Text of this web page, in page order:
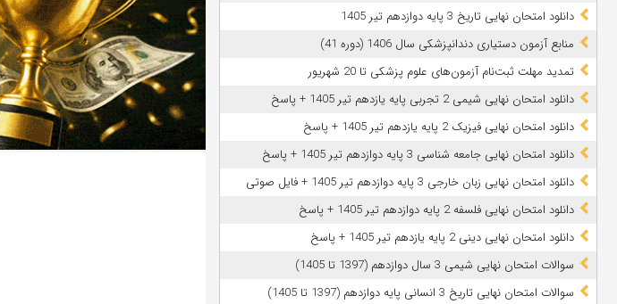
دانلود امتحان نهایی تاریخ 3 پایه دوازدهم تیر 1405
منابع آزمون دستیاری دندانپزشکی سال 1406 (دوره 41)
تمدید مهلت ثبت‌نام آزمون‌های علوم پزشکی تا 20 شهریور
دانلود امتحان نهایی شیمی 2 تجربی پایه یازدهم تیر 1405 + پاسخ
دانلود امتحان نهایی فیزیک 2 پایه یازدهم تیر 1405 + پاسخ
دانلود امتحان نهایی جامعه شناسی 3 پایه دوازدهم تیر 1405 + پاسخ
دانلود امتحان نهایی زبان خارجی 3 پایه دوازدهم تیر 1405 + فایل صوتی
دانلود امتحان نهایی فلسفه 2 پایه دوازدهم تیر 1405 + پاسخ
دانلود امتحان نهایی دینی 2 پایه یازدهم تیر 1405 + پاسخ
سوالات امتحان نهایی شیمی 3 سال دوازدهم (1397 تا 1405)
سوالات امتحان نهایی تاریخ 3 انسانی پایه دوازدهم (1397 تا 1405)